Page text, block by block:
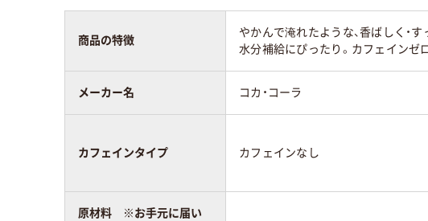
商品の特徴
やかんで淹れたような、香ばしく・
水分補給にぴったり。カフェインゼ
メーカー名 コカ・コーラ
カフェインタイプ カフェインなし
原材料 ※お手元に届い